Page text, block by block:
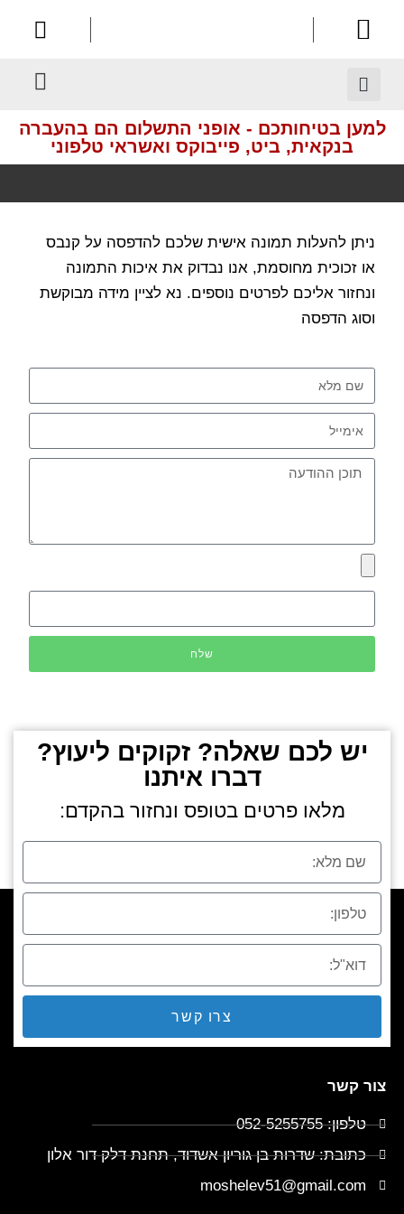
למען בטיחותכם - אופני התשלום הם בהעברה
בנקאית, ביט, פייבוקס ואשראי טלפוני
משלוחים לכל
מקום בארץ
ניתן להעלות תמונה אישית שלכם להדפסה על קנבס
או זכוכית מחוסמת, אנו נבדוק את איכות התמונה
ונחזור אליכם לפרטים נוספים. נא לציין מידה מבוקשת
וסוג הדפסה
שלח
יש לכם שאלה? זקוקים ליעוץ?
דברו איתנו
מלאו פרטים בטופס ונחזור בהקדם:
צרו קשר
צור קשר
טלפון: 052-5255755
כתובת: שדרות בן גוריון אשדוד, תחנת דלק דור אלון
moshelev51@gmail.com